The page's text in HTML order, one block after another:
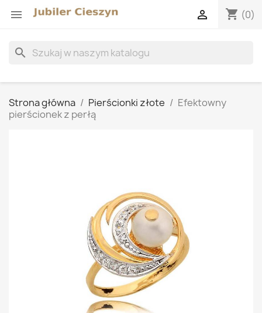
 shopping_cart (0)

search
Strona główna Pierścionki złote
Efektowny
pierścionek z perłą